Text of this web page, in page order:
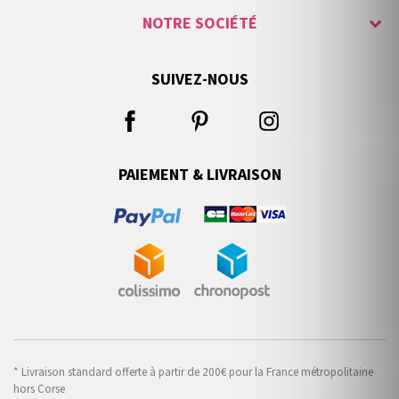
NOTRE SOCIÉTÉ
SUIVEZ-NOUS
PAIEMENT & LIVRAISON
* Livraison standard offerte à partir de 200€ pour la France métropolitaine
hors Corse